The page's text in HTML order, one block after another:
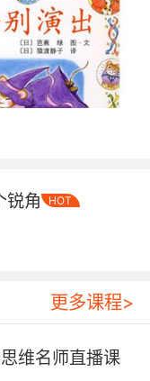
锐角 HOT
更多课程>
维名师直播课